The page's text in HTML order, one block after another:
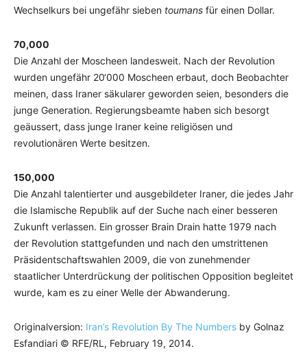
Wechselkurs bei ungefähr sieben toumans für einen Dollar.
70,000
Die Anzahl der Moscheen landesweit. Nach der Revolution
wurden ungefähr 20‘000 Moscheen erbaut, doch Beobachter
meinen, dass Iraner säkularer geworden seien, besonders die
junge Generation. Regierungsbeamte haben sich besorgt
geäussert, dass junge Iraner keine religiösen und
revolutionären Werte besitzen.
150,000
Die Anzahl talentierter und ausgebildeter Iraner, die jedes Jahr
die Islamische Republik auf der Suche nach einer besseren
Zukunft verlassen. Ein grosser Brain Drain hatte 1979 nach
der Revolution stattgefunden und nach den umstrittenen
Präsidentschaftswahlen 2009, die von zunehmender
staatlicher Unterdrückung der politischen Opposition begleitet
wurde, kam es zu einer Welle der Abwanderung.
Originalversion: Iran’s Revolution By The Numbers by Golnaz
Esfandiari © RFE/RL, February 19, 2014.